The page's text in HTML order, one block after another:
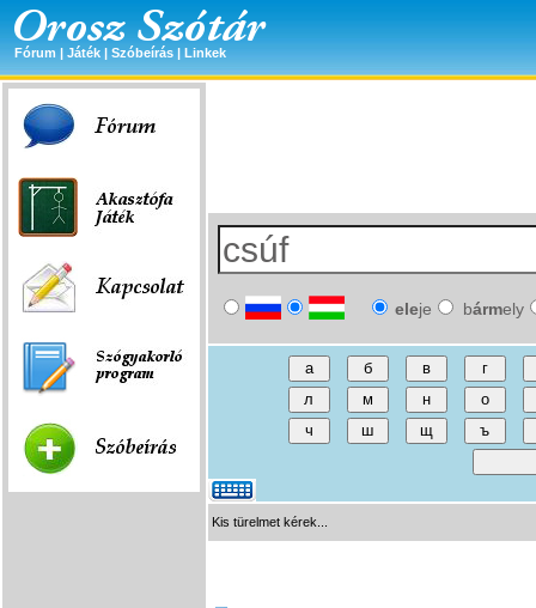
Fórum | Játék | Szóbeírás | Linkek
eleje bármely
Kis türelmet kérek...